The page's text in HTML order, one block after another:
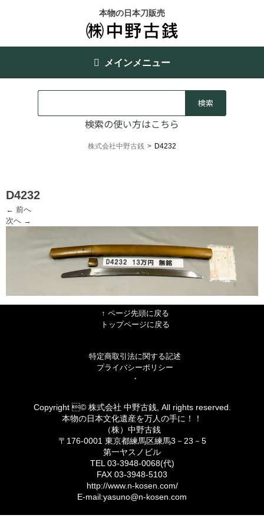
本物の日本刀販売
メインメニュー
検索の使い方はこちら
株式会社中野古銭 > D4232
D4232
← 前へ
次へ →
↑ ページ先頭に戻る
トップページに戻る
特定商取引法に関する記述
プライバシーポリシー
・
Copyright © 株式会社 中野古銭, All rights reserved.
本物の日本文化遺産を万人の手に！！
（株）中野古銭
〒176-0001 東京都練馬区練馬3－23－5
第一ヤスノビル
TEL 03-3948-0068(代)
FAX 03-3948-5103
http://www.n-kosen.com/
E-mail:yasuno@n-kosen.com